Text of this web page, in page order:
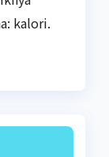
kalori.